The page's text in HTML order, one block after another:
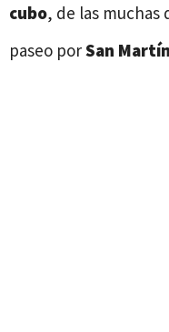
cubo, de las
paseo porSan